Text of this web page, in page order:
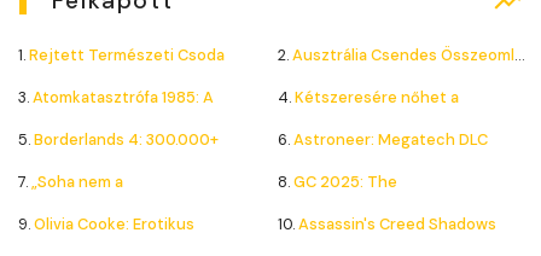
1.Rejtett Természeti Csoda 2.Ausztrália Csendes Összeomlása
3.Atomkatasztrófa 1985: A 4.Kétszeresére nőhet a
5.Borderlands 4: 300.000+ 6.Astroneer: Megatech DLC
7.„Soha nem a 8.GC 2025: The
9.Olivia Cooke: Erotikus 10.Assassin's Creed Shadows